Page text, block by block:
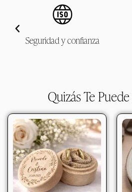
Seguridad y confianza
Quizás Te